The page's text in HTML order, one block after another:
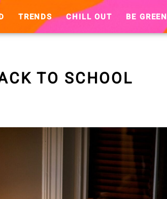
TRENDS CHILL OUT BE GREEN
TO SCHOOL